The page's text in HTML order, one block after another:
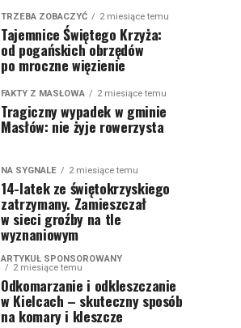
TRZEBA ZOBACZYĆ 2 miesiące temu
Tajemnice Świętego Krzyża:
od pogańskich obrzędów
po mroczne więzienie
FAKTY Z MASŁOWA 2 miesiące temu
Tragiczny wypadek w gminie
Masłów: nie żyje rowerzysta
NA SYGNALE 2 miesiące temu
14-latek ze świętokrzyskiego
zatrzymany. Zamieszczał
w sieci groźby na tle
wyznaniowym
ARTYKUŁ SPONSOROWANY
2 miesiące temu
Odkomarzanie i odkleszczanie
w Kielcach – skuteczny sposób
na komary i kleszcze